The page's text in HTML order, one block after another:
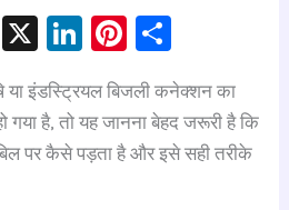
Te X
Li
k
e
dI
Pi
er
e
ar
e
इंडस्ट्रियल बिजली कनेक्शन का
गया है, तो यह जानना बेहद जरूरी है कि
पर कैसे पड़ता है और इसे सही तरीके